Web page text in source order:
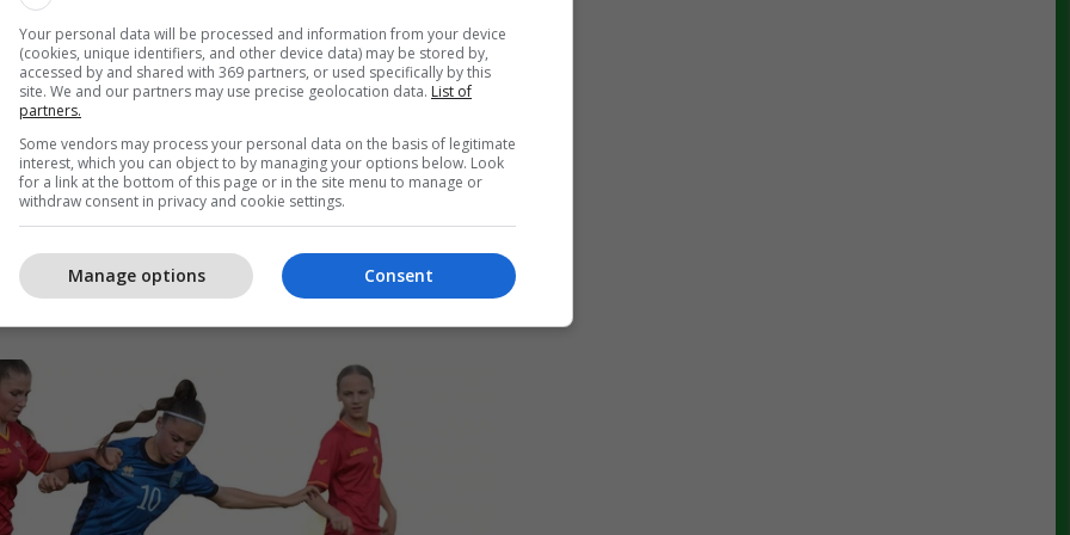
maksimalisht, konkretizuan thuajse çdo
parë. Në minutën e 16-të, Krenare Kelmendi
3-0.
të Zi nuk i rezistoi as sulmit të radhës të Olsa
me golin e saj në minutën 35 bëri që pjesa e
me rezultat të thellë 4-0.
Your personal data will be processed and information from your device
(cookies, unique identifiers, and other device data) may be stored by,
accessed by and shared with 369 partners, or used specifically by this
site. We and our partners may use precise geolocation data. List of
partners.
Some vendors may process your personal data on the basis of legitimate
interest, which you can object to by managing your options below. Look
for a link at the bottom of this page or in the site menu to manage or
withdraw consent in privacy and cookie settings.
Consent
Manage options